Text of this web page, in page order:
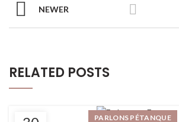
NEWER
RELATED POSTS
PARLONS PÉTANQUE